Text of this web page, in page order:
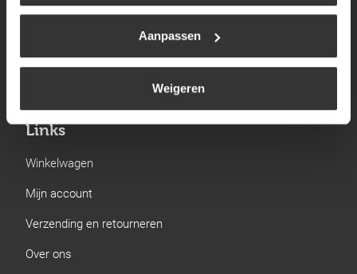
Aanpassen
Weigeren
Kamperen
Gastechniek
Links
Winkelwagen
Mijn account
Verzending en retourneren
Over ons